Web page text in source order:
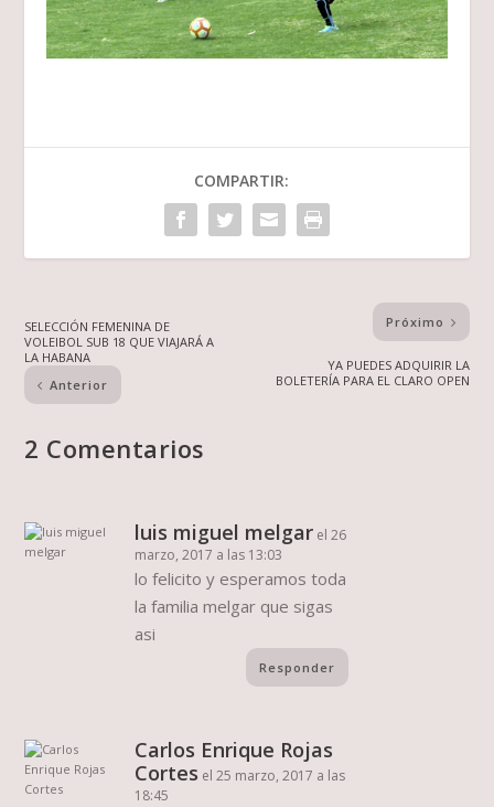
COMPARTIR:
SELECCIÓN FEMENINA DE
VOLEIBOL SUB 18 QUE VIAJARÁ A
LA HABANA
Anterior
Próximo
YA PUEDES ADQUIRIR LA
BOLETERÍA PARA EL CLARO OPEN
2 Comentarios
luis miguel melgar el 26
marzo, 2017 a las 13:03
lo felicito y esperamos toda
la familia melgar que sigas
asi
Responder
Carlos Enrique Rojas
Cortes el 25 marzo, 2017 a las
18:45